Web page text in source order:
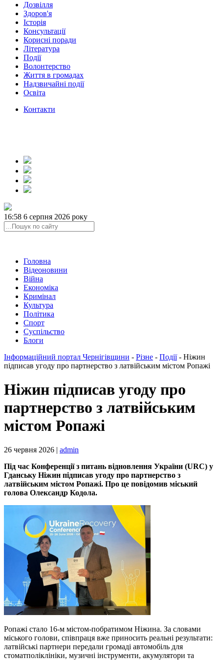
Дозвілля
Здоров'я
Історія
Консультації
Корисні поради
Література
Події
Волонтерство
Життя в громадах
Надзвичайні події
Освіта
Контакти
16:58 6 серпня 2026 року
Головна
Відеоновини
Війна
Економіка
Кримінал
Культура
Політика
Спорт
Суспільство
Блоги
Інформаційний портал Чернігівщини - Різне - Події- Ніжин
підписав угоду про партнерство з латвійським містом Ропажі
Ніжин підписав угоду про
партнерство з латвійським
містом Ропажі
26 червня 2026 | admin
Під час Конференції з питань відновлення України (URC) у
Гданську Ніжин підписав угоду про партнерство з
латвійським містом Ропажі. Про це повідомив міський
голова Олександр Кодола.
Ропажі стало 16-м містом-побратимом Ніжина. За словами
міського голови, співпраця вже приносить реальні результати:
латвійські партнери передали громаді автомобіль для
стоматполіклініки, музичні інструменти, акумулятори та